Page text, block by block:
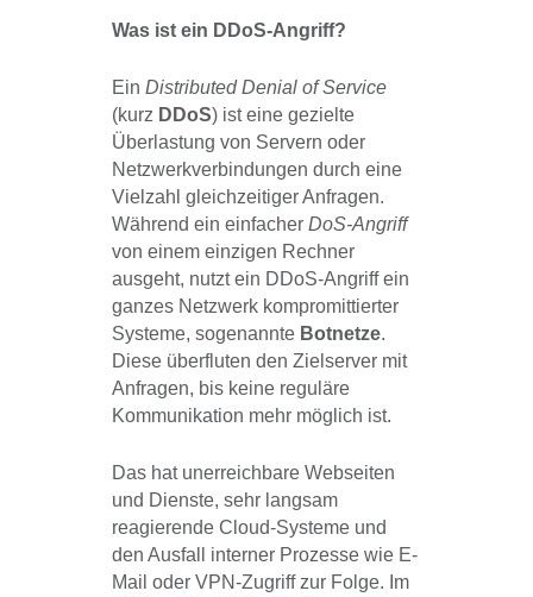
Was ist ein DDoS-Angriff?
Ein Distributed Denial of Service
(kurz DDoS) ist eine gezielte
Überlastung von Servern oder
Netzwerkverbindungen durch eine
Vielzahl gleichzeitiger Anfragen.
Während ein einfacher DoS-Angriff
von einem einzigen Rechner
ausgeht, nutzt ein DDoS-Angriff ein
ganzes Netzwerk kompromittierter
Systeme, sogenannte Botnetze.
Diese überfluten den Zielserver mit
Anfragen, bis keine reguläre
Kommunikation mehr möglich ist.
Das hat unerreichbare Webseiten
und Dienste, sehr langsam
reagierende Cloud-Systeme und
den Ausfall interner Prozesse wie E-
Mail oder VPN-Zugriff zur Folge. Im